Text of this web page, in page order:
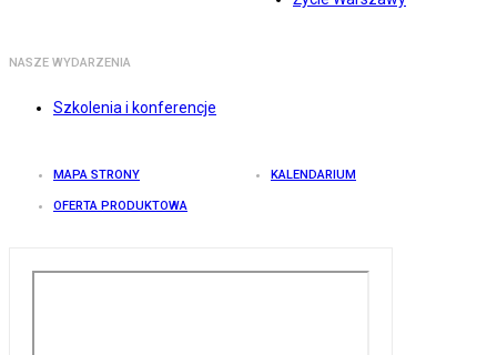
NASZE WYDARZENIA
Szkolenia i konferencje
MAPA STRONY KALENDARIUM
OFERTA PRODUKTOWA